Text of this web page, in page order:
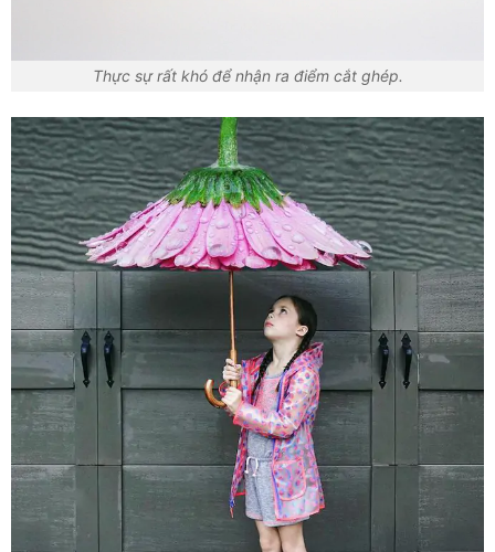
Thực sự rất khó để nhận ra điểm cắt ghép.